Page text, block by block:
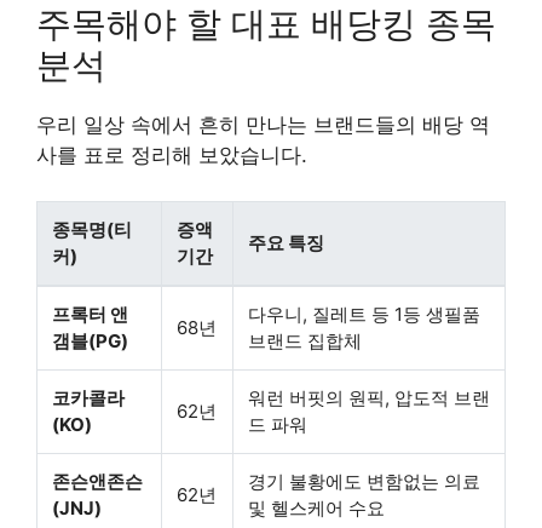
주목해야 할 대표 배당킹 종목
분석
우리 일상 속에서 흔히 만나는 브랜드들의 배당 역
사를 표로 정리해 보았습니다.
종목명(티
커)
증액
기간
주요 특징
프록터 앤
갬블(PG)
68년
다우니, 질레트 등 1등 생필품
브랜드 집합체
코카콜라
(KO)
62년
워런 버핏의 원픽, 압도적 브랜
드 파워
존슨앤존슨
(JNJ)
62년
경기 불황에도 변함없는 의료
및 헬스케어 수요